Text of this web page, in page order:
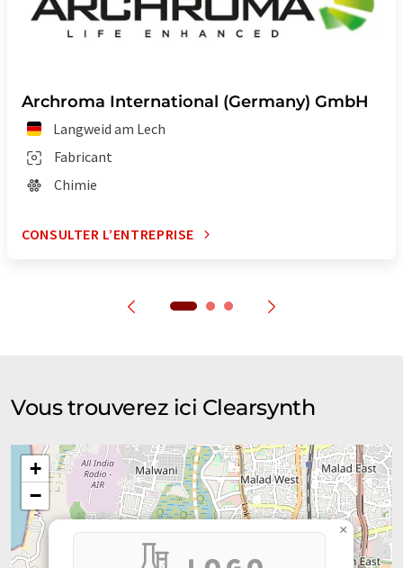
Archroma International (Germany) GmbH
Langweid am Lech
Fabricant
Chimie
CONSULTER L’ENTREPRISE
Vous trouverez ici Clearsynth
×
+
−